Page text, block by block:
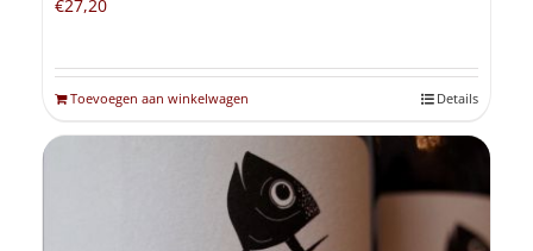
€27,20
Toevoegen aan winkelwagen Details